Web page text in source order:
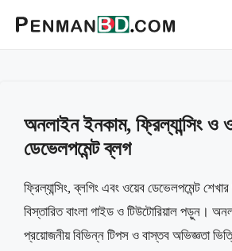
লেখায়
অনলাইন ইনকাম, ফ্রিল্যান্সিং ও
ডেভেলপমেন্ট ব্লগ
ফ্রিল্যান্সিং, ব্লগিং এবং ওয়েব ডেভেলপমেন্ট
বিস্তারিত বাংলা গাইড ও টিউটোরিয়াল পড়ুন।
প্রয়োজনীয় বিভিন্ন টিপস ও বাস্তব অভিজ্ঞতা